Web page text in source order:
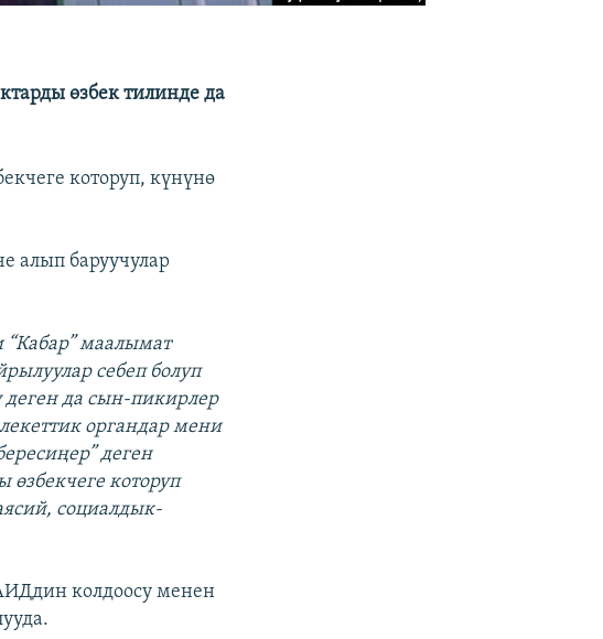
өзбек тилинде да
которуп, күнүнө
алып баруучулар
“Кабар” маалымат
себеп болуп
да сын-пикирлер
органдар мени
деген
которуп
социалдык-
колдоосу менен